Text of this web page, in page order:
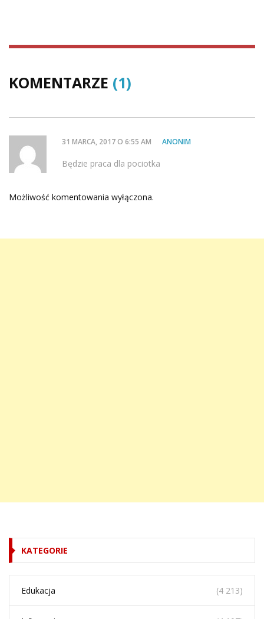
KOMENTARZE (1)
31 MARCA, 2017 O 6:55 AM ANONIM
Będzie praca dla pociotka
Możliwość komentowania wyłączona.
KATEGORIE
Edukacja (4 213)